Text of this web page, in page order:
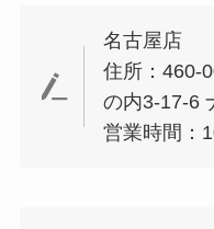
名古屋店
住所：460-
の内3-17-6
営業時間：